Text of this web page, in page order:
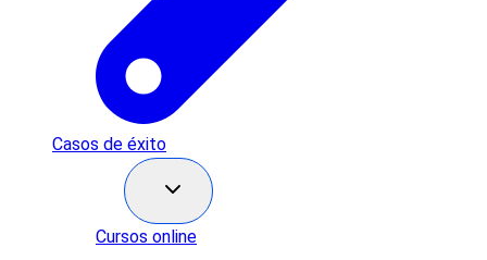
Casos de éxito
Cursos online